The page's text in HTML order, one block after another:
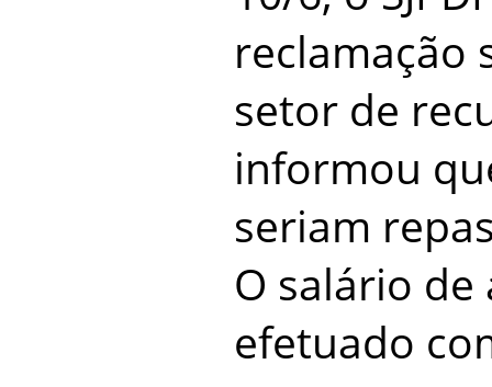
reclamação
setor de
informou
seriam
O salário
efetuado